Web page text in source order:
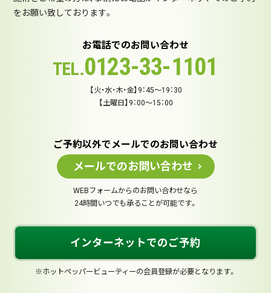
をお願い致しております。
お電話でのお問い合わせ
TEL.0123-33-1101
【火・水・木・金】9：45～19：30
【土曜日】9：00～15：00
ご予約以外でメールでのお問い合わせ
メールでのお問い合わせ
WEBフォームからのお問い合わせなら
24時間いつでも承ることが可能です。
インターネットでのご予約
※ホットペッパービューティーの会員登録が必要となります。